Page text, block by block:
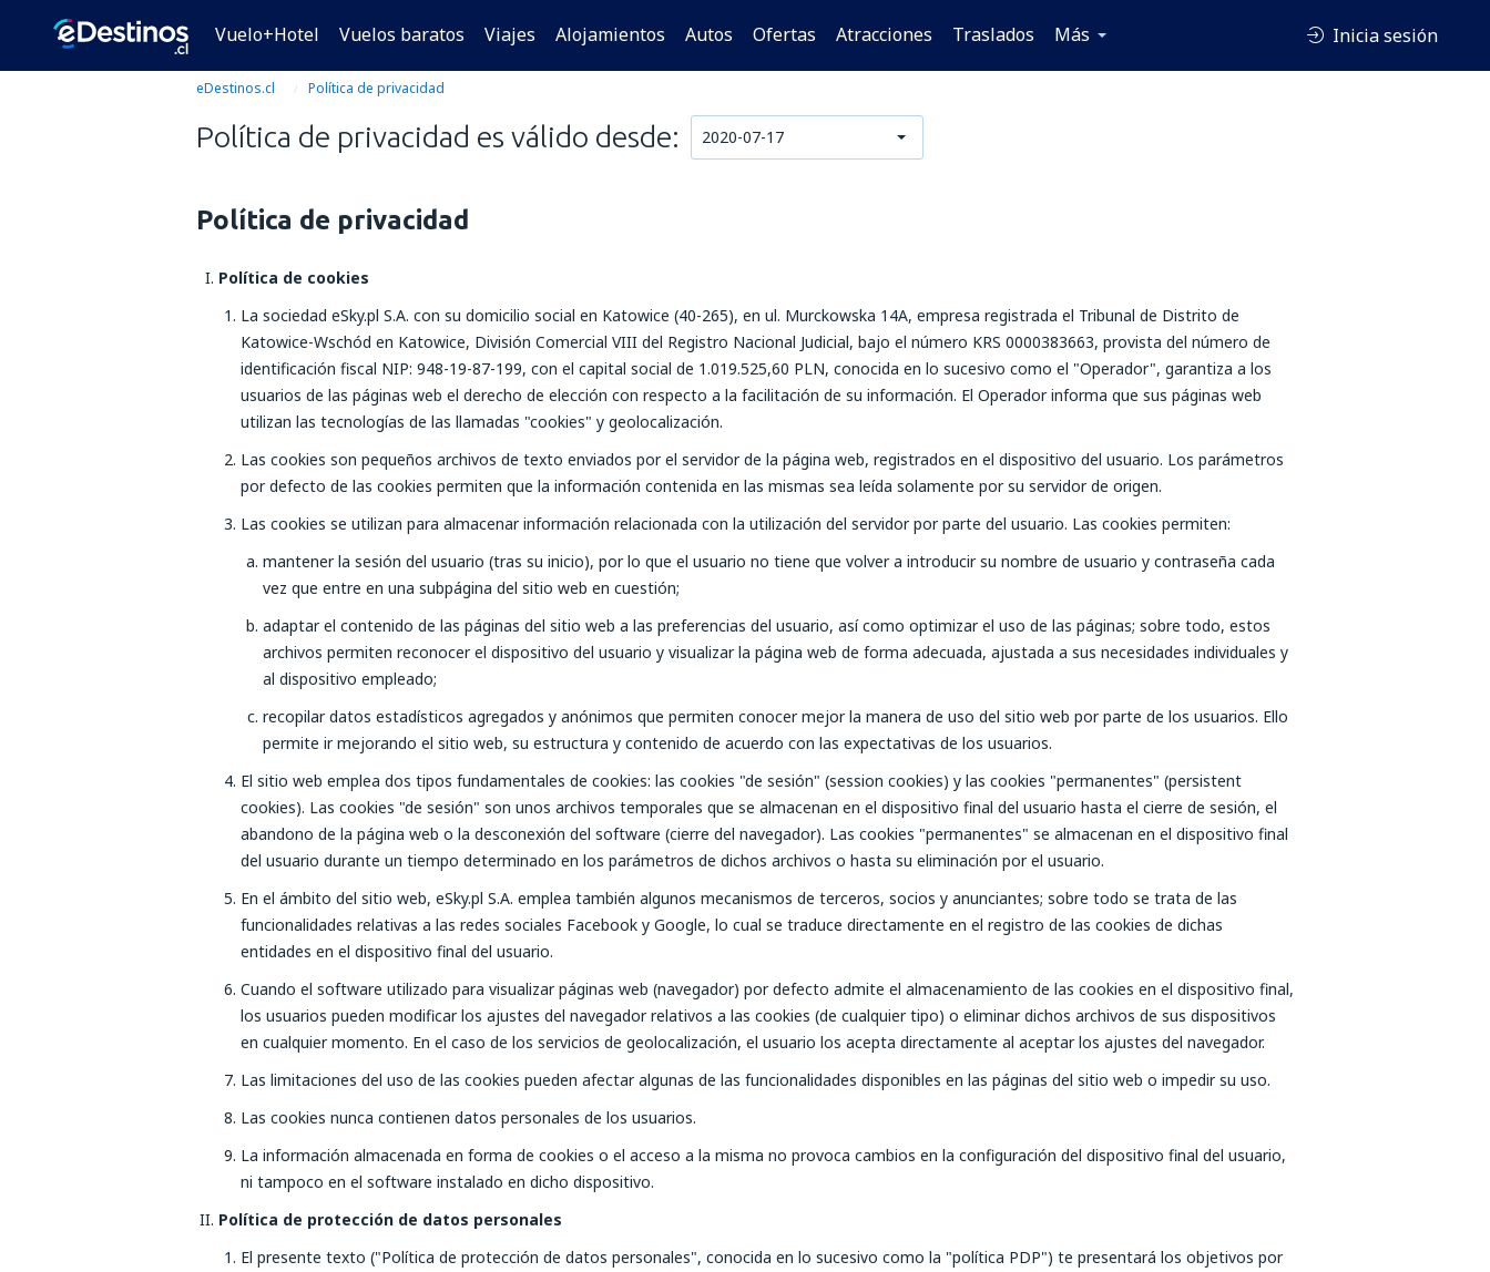
Vuelo+Hotel Vuelos baratos Viajes Alojamientos Autos Ofertas Atracciones Traslados Más Inicia sesión
eDestinos.cl Política de privacidad
Política de privacidad es válido desde: 2020-07-17
Política de privacidad
Política de cookies
La sociedad eSky.pl S.A. con su domicilio social en Katowice (40-265), en ul. Murckowska 14A, empresa registrada el Tribunal de Distrito de
Katowice-Wschód en Katowice, División Comercial VIII del Registro Nacional Judicial, bajo el número KRS 0000383663, provista del número de
identificación fiscal NIP: 948-19-87-199, con el capital social de 1.019.525,60 PLN, conocida en lo sucesivo como el "Operador", garantiza a los
usuarios de las páginas web el derecho de elección con respecto a la facilitación de su información. El Operador informa que sus páginas web
utilizan las tecnologías de las llamadas "cookies" y geolocalización.
Las cookies son pequeños archivos de texto enviados por el servidor de la página web, registrados en el dispositivo del usuario. Los parámetros
por defecto de las cookies permiten que la información contenida en las mismas sea leída solamente por su servidor de origen.
Las cookies se utilizan para almacenar información relacionada con la utilización del servidor por parte del usuario. Las cookies permiten:
mantener la sesión del usuario (tras su inicio), por lo que el usuario no tiene que volver a introducir su nombre de usuario y contraseña cada
vez que entre en una subpágina del sitio web en cuestión;
adaptar el contenido de las páginas del sitio web a las preferencias del usuario, así como optimizar el uso de las páginas; sobre todo, estos
archivos permiten reconocer el dispositivo del usuario y visualizar la página web de forma adecuada, ajustada a sus necesidades individuales y
al dispositivo empleado;
recopilar datos estadísticos agregados y anónimos que permiten conocer mejor la manera de uso del sitio web por parte de los usuarios. Ello
permite ir mejorando el sitio web, su estructura y contenido de acuerdo con las expectativas de los usuarios.
El sitio web emplea dos tipos fundamentales de cookies: las cookies "de sesión" (session cookies) y las cookies "permanentes" (persistent
cookies). Las cookies "de sesión" son unos archivos temporales que se almacenan en el dispositivo final del usuario hasta el cierre de sesión, el
abandono de la página web o la desconexión del software (cierre del navegador). Las cookies "permanentes" se almacenan en el dispositivo final
del usuario durante un tiempo determinado en los parámetros de dichos archivos o hasta su eliminación por el usuario.
En el ámbito del sitio web, eSky.pl S.A. emplea también algunos mecanismos de terceros, socios y anunciantes; sobre todo se trata de las
funcionalidades relativas a las redes sociales Facebook y Google, lo cual se traduce directamente en el registro de las cookies de dichas
entidades en el dispositivo final del usuario.
Cuando el software utilizado para visualizar páginas web (navegador) por defecto admite el almacenamiento de las cookies en el dispositivo final,
los usuarios pueden modificar los ajustes del navegador relativos a las cookies (de cualquier tipo) o eliminar dichos archivos de sus dispositivos
en cualquier momento. En el caso de los servicios de geolocalización, el usuario los acepta directamente al aceptar los ajustes del navegador.
Las limitaciones del uso de las cookies pueden afectar algunas de las funcionalidades disponibles en las páginas del sitio web o impedir su uso.
Las cookies nunca contienen datos personales de los usuarios.
La información almacenada en forma de cookies o el acceso a la misma no provoca cambios en la configuración del dispositivo final del usuario,
ni tampoco en el software instalado en dicho dispositivo.
Política de protección de datos personales
El presente texto ("Política de protección de datos personales", conocida en lo sucesivo como la "política PDP") te presentará los objetivos por